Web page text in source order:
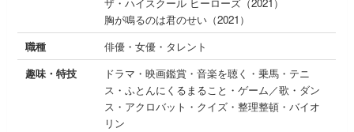
胸が鳴るのは君のせい（2021）
職種
俳優・女優・タレント
趣味・特技
ドラマ・映画鑑賞・音楽を聴く・乗馬・テニ
ス・ふとんにくるまること・ゲーム／歌・ダン
ス・アクロバット・クイズ・整理整頓・バイオ
リン